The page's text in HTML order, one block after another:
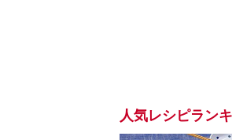
人気レシピラン